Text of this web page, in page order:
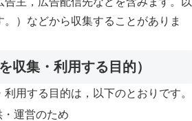
）などから収集することがありま
収集・利用する目的）
用する目的は，以下のとおりです。
運営のため